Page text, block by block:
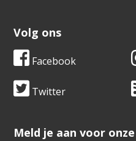
Volg ons
Facebook
Twitter
​​​​​​​Meld je aan voor